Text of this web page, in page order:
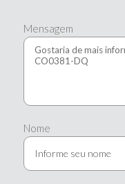
Mensagem
Nome